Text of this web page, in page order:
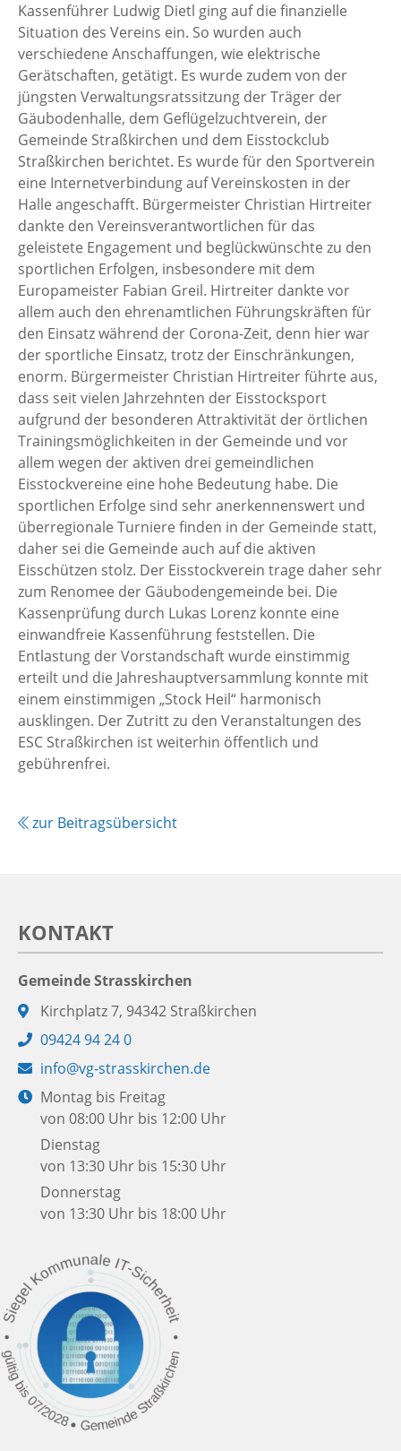
Kassenführer Ludwig Dietl ging auf die finanzielle
Situation des Vereins ein. So wurden auch
verschiedene Anschaffungen, wie elektrische
Gerätschaften, getätigt. Es wurde zudem von der
jüngsten Verwaltungsratssitzung der Träger der
Gäubodenhalle, dem Geflügelzuchtverein, der
Gemeinde Straßkirchen und dem Eisstockclub
Straßkirchen berichtet. Es wurde für den Sportverein
eine Internetverbindung auf Vereinskosten in der
Halle angeschafft. Bürgermeister Christian Hirtreiter
dankte den Vereinsverantwortlichen für das
geleistete Engagement und beglückwünschte zu den
sportlichen Erfolgen, insbesondere mit dem
Europameister Fabian Greil. Hirtreiter dankte vor
allem auch den ehrenamtlichen Führungskräften für
den Einsatz während der Corona-Zeit, denn hier war
der sportliche Einsatz, trotz der Einschränkungen,
enorm. Bürgermeister Christian Hirtreiter führte aus,
dass seit vielen Jahrzehnten der Eisstocksport
aufgrund der besonderen Attraktivität der örtlichen
Trainingsmöglichkeiten in der Gemeinde und vor
allem wegen der aktiven drei gemeindlichen
Eisstockvereine eine hohe Bedeutung habe. Die
sportlichen Erfolge sind sehr anerkennenswert und
überregionale Turniere finden in der Gemeinde statt,
daher sei die Gemeinde auch auf die aktiven
Eisschützen stolz. Der Eisstockverein trage daher sehr
zum Renomee der Gäubodengemeinde bei. Die
Kassenprüfung durch Lukas Lorenz konnte eine
einwandfreie Kassenführung feststellen. Die
Entlastung der Vorstandschaft wurde einstimmig
erteilt und die Jahreshauptversammlung konnte mit
einem einstimmigen „Stock Heil“ harmonisch
ausklingen. Der Zutritt zu den Veranstaltungen des
ESC Straßkirchen ist weiterhin öffentlich und
gebührenfrei.
zur Beitragsübersicht
KONTAKT
Gemeinde Strasskirchen
Adresse:
Kirchplatz 7, 94342 Straßkirchen
Telefon:
09424 94 24 0
E-
Mail:
info@vg-strasskirchen.de
Öffnungszeiten:
Montag bis Freitag
von 08:00 Uhr bis 12:00 Uhr
Dienstag
von 13:30 Uhr bis 15:30 Uhr
Donnerstag
von 13:30 Uhr bis 18:00 Uhr